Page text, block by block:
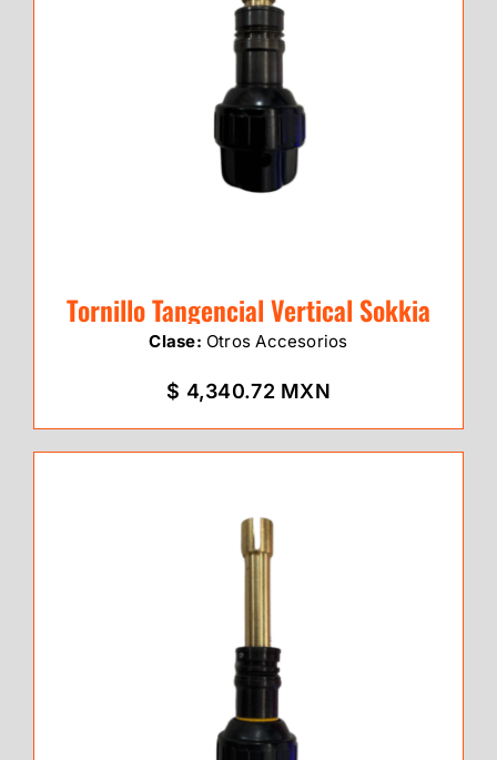
Tornillo Tangencial Vertical Sokkia
Clase: Otros Accesorios
$ 4,340.72 MXN